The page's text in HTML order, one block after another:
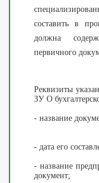
составить в
должна
первичного
Реквизиты
ЗУ О
- название
- дата его
- название
документ;